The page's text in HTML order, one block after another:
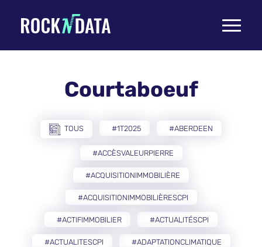
Toggle
Courtaboeuf
TOUS #1T2025 #ABERDEEN
#ACCÈSVALEURPIERRE
#ACQUISITIONIMMOBILIÈRE
#ACQUISITIONIMMOBILIÈRESCPI
#ACTIFIMMOBILIER #ACTUALITÉSCPI
#ACTUALITESCPI #ADAPTATIONCLIMATIQUE